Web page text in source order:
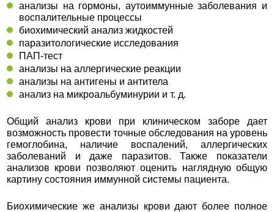
анализы на гормоны, аутоиммунные заболевания и
воспалительные процессы
биохимический анализ жидкостей
паразитологические исследования
ПАП-тест
анализы на аллергические реакции
анализы на антигены и антитела
анализ на микроальбуминурии и т. д.
Общий анализ крови при клиническом заборе дает
возможность провести точные обследования на уровень
гемоглобина, наличие воспалений, аллергических
заболеваний и даже паразитов. Также показатели
анализов крови позволяют оценить наглядную общую
картину состояния иммунной системы пациента.
Биохимические же анализы крови дают более полное